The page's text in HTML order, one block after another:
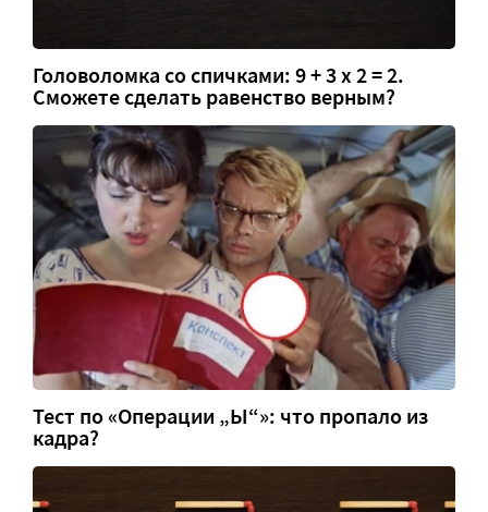
Головоломка со спичками: 9 + 3 х 2 = 2.
Сможете сделать равенство верным?
Тест по «Операции „Ы“»: что пропало из
кадра?